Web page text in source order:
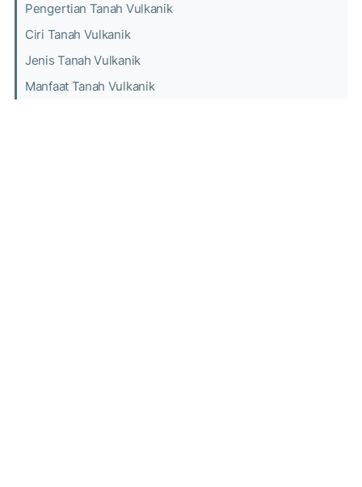
Pengertian Tanah Vulkanik
Ciri Tanah Vulkanik
Jenis Tanah Vulkanik
Manfaat Tanah Vulkanik